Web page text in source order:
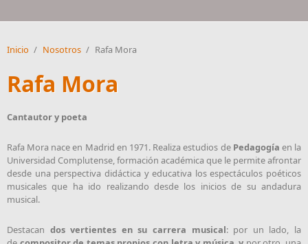
Inicio / Nosotros / Rafa Mora
Rafa Mora
Cantautor y poeta
Rafa Mora nace en Madrid en 1971. Realiza estudios de Pedagogía en la
Universidad Complutense, formación académica que le permite afrontar
desde una perspectiva didáctica y educativa los espectáculos poéticos
musicales que ha ido realizando desde los inicios de su andadura
musical.
Destacan dos vertientes en su carrera musical: por un lado, la